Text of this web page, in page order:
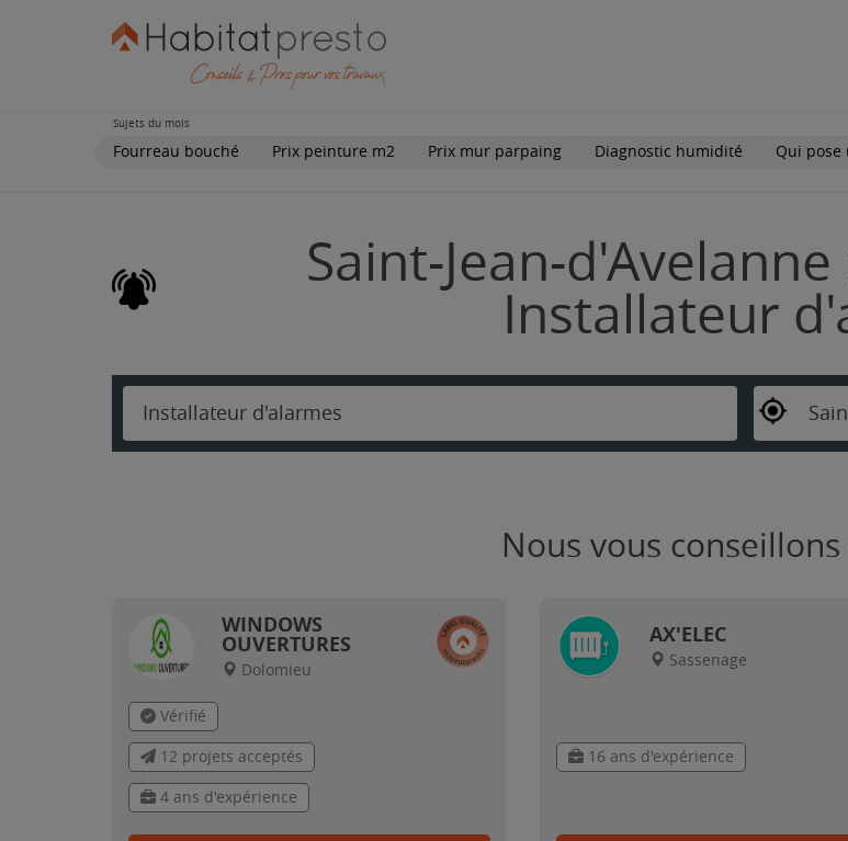
Sujets du mois
Fourreau bouché Prix peinture m2 Prix mur parpaing Diagnostic humidité Qui pose
Saint-Jean-
Installateur
Installateur d'alarmes
Nous vous conseillons
WINDOWS
OUVERTURES
Dolomieu
Vérifié
12 projets acceptés
4 ans d'expérience
AX'ELEC
Sassenage
16 ans d'expérience